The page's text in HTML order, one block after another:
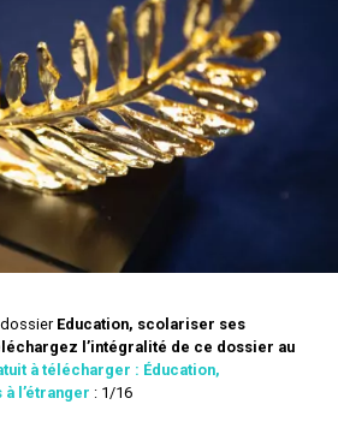
Education, scolariser ses
l’intégralité de ce dossier au
à télécharger : Éducation,
l’étranger : 1/16